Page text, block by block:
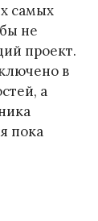
самых
не
проект.
в
а
пока